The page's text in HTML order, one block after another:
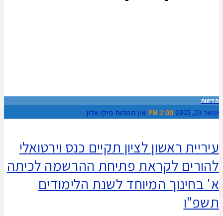
חדשות
ינואר 23, 2025 2:00 PM אין תגובות מיקי אלון
עיריית ראשון לציון תקיים כנס וירטואלי
להורים לקראת פתיחת ההרשמה לכיתה
א' בחינוך המיוחד לשנת הלימודים
תשפ"ו